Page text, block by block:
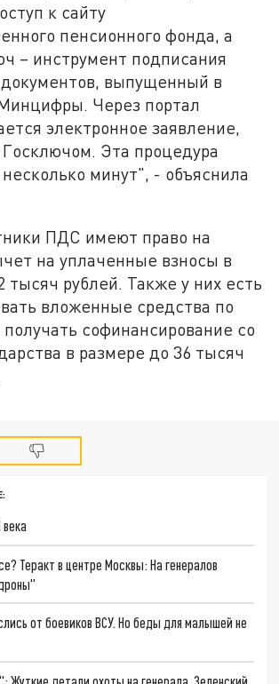
к сайту
пенсионного фонда, а
– инструмент подписания
выпущенный в
Через портал
электронное заявление,
Эта процедура
минут", - объяснила
ПДС имеют право на
на уплаченные взносы в
тысяч рублей. Также у них есть
вложенные средства по
софинансирование со
в размере до 36 тысяч
Теракт в центре Москвы: На генералов
от боевиков ВСУ. Но беды для малышей не